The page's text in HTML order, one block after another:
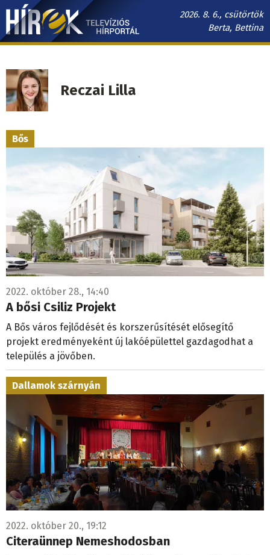
Ugrás
tartalomra
2026. 8. 6., csütörtök
Berta, Bettina
Hírek.sk
navigáció
Reczai Lilla
Bős
2022. október 28., 14:40
A bősi Csiliz Projekt
A Bős város fejlődését és korszerűsítését elősegítő
projekt eredményeként új lakóépülettel gazdagodhat a
település a jövőben.
Dallamok szárnyán
2022. október 20., 19:12
Citeraünnep Nemeshodosban